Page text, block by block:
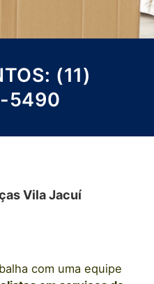
(11)
5490
Vila Jacuí
com uma equipe